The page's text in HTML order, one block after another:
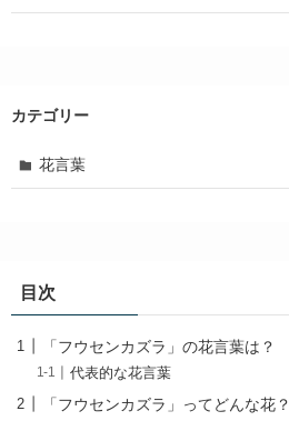
カテゴリー
花言葉
目次
「フウセンカズラ」の花言葉は？
代表的な花言葉
「フウセンカズラ」ってどんな花？